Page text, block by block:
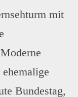
mit
Bundestag,